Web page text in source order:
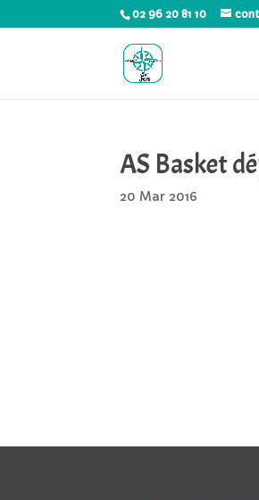
02 96 20 81 10
AS Basket
20 Mar 2016